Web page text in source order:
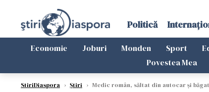
Politică
Economie Joburi Monden Sport
Povestea Mea
StiriDiaspora › Știri › Medic român, săltat din autocar și